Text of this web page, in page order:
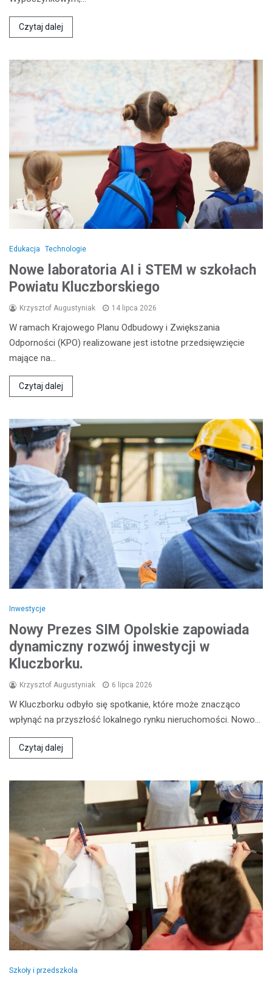
Czytaj dalej
Edukacja Technologie
Nowe laboratoria AI i STEM w szkołach
Powiatu Kluczborskiego
Krzysztof Augustyniak 14 lipca 2026
W ramach Krajowego Planu Odbudowy i Zwiększania
Odporności (KPO) realizowane jest istotne przedsięwzięcie
mające na…
Czytaj dalej
Inwestycje
Nowy Prezes SIM Opolskie zapowiada
dynamiczny rozwój inwestycji w
Kluczborku.
Krzysztof Augustyniak 6 lipca 2026
W Kluczborku odbyło się spotkanie, które może znacząco
wpłynąć na przyszłość lokalnego rynku nieruchomości. Nowo…
Czytaj dalej
Szkoły i przedszkola